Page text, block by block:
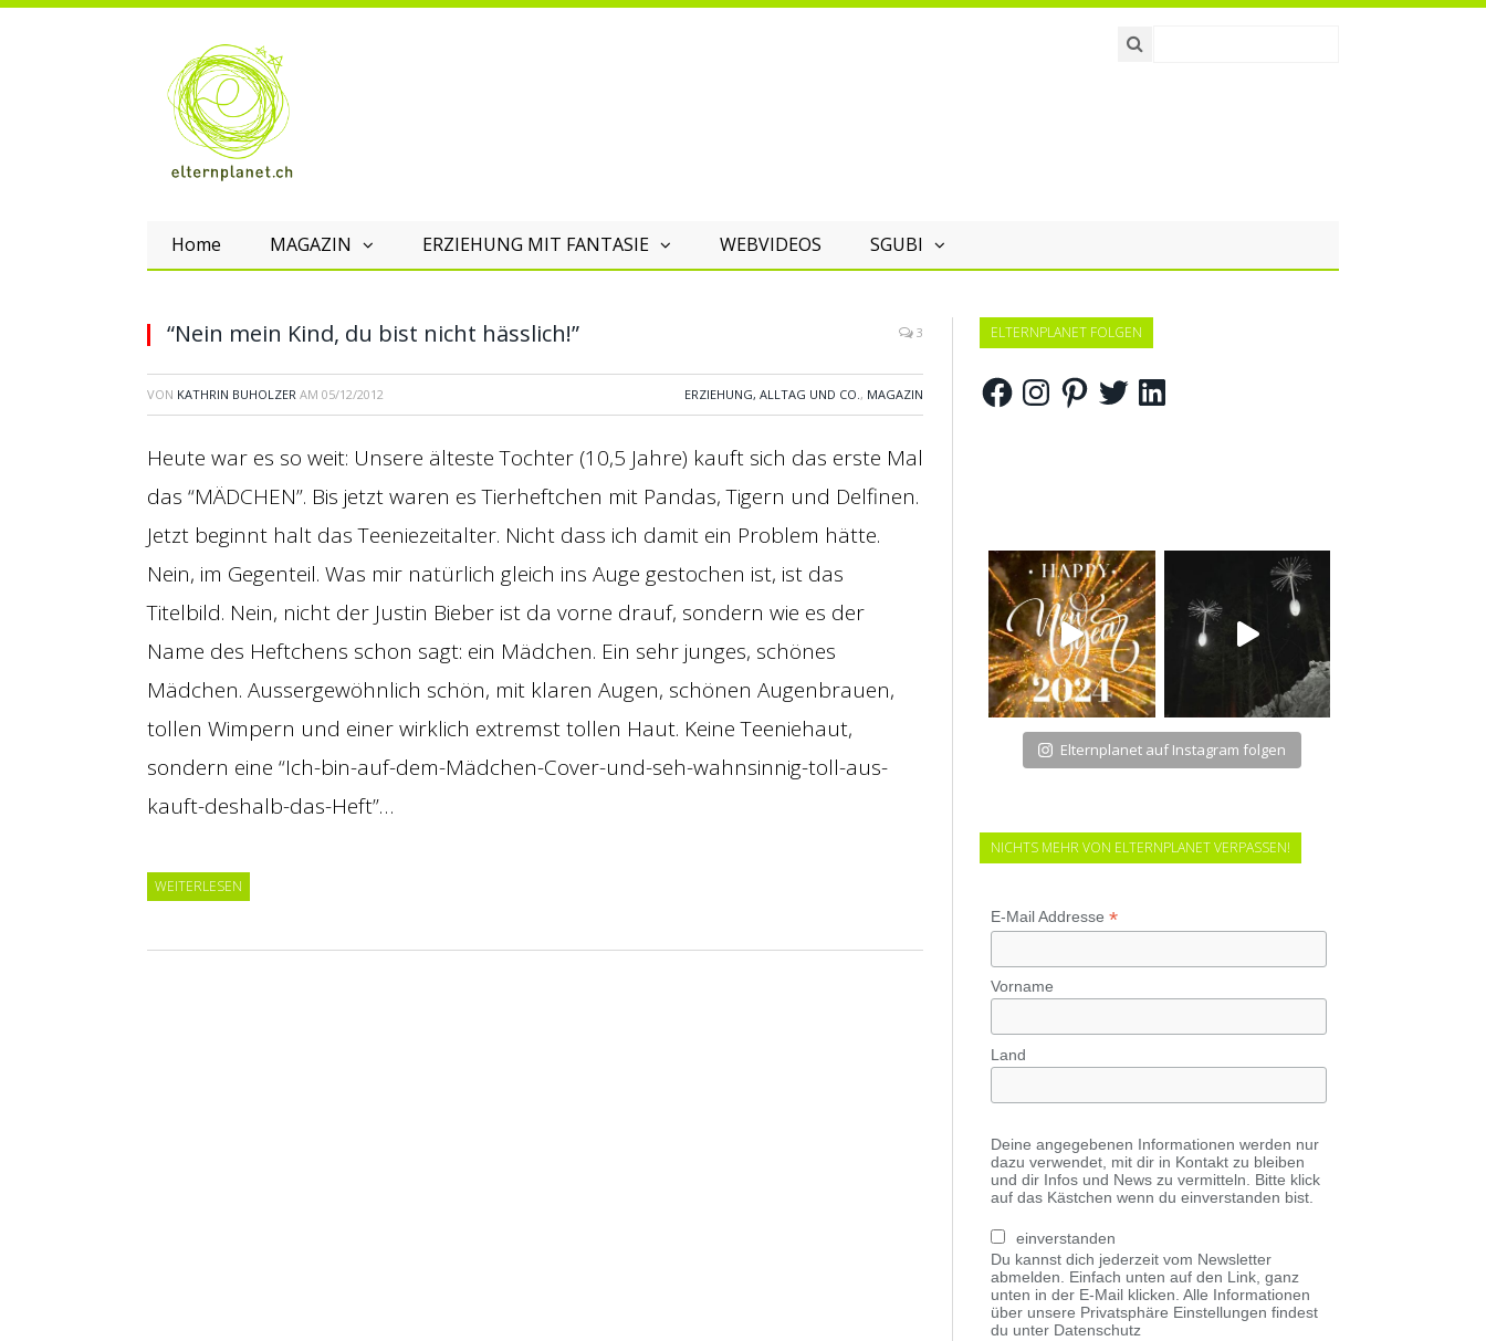
Home MAGAZIN ERZIEHUNG MIT FANTASIE WEBVIDEOS SGUBI
“Nein mein Kind, du bist nicht hässlich!” 3
VON KATHRIN BUHOLZER AM 05/12/2012 ERZIEHUNG, ALLTAG UND CO., MAGAZIN
Heute war es so weit: Unsere älteste Tochter (10,5 Jahre) kauft sich das erste Mal
das “MÄDCHEN”. Bis jetzt waren es Tierheftchen mit Pandas, Tigern und Delfinen.
Jetzt beginnt halt das Teeniezeitalter. Nicht dass ich damit ein Problem hätte.
Nein, im Gegenteil. Was mir natürlich gleich ins Auge gestochen ist, ist das
Titelbild. Nein, nicht der Justin Bieber ist da vorne drauf, sondern wie es der
Name des Heftchens schon sagt: ein Mädchen. Ein sehr junges, schönes
Mädchen. Aussergewöhnlich schön, mit klaren Augen, schönen Augenbrauen,
tollen Wimpern und einer wirklich extremst tollen Haut. Keine Teeniehaut,
sondern eine “Ich-bin-auf-dem-Mädchen-Cover-und-seh-wahnsinnig-toll-aus-
kauft-deshalb-das-Heft”…
WEITERLESEN
ELTERNPLANET FOLGEN
FacebookInstagramPinterestTwitterLinkedIn
Elternplanet auf Instagram folgen
NICHTS MEHR VON ELTERNPLANET VERPASSEN!
E-Mail Addresse *
Vorname
Land
Deine angegebenen Informationen werden nur
dazu verwendet, mit dir in Kontakt zu bleiben
und dir Infos und News zu vermitteln. Bitte klick
auf das Kästchen wenn du einverstanden bist.
einverstanden
Du kannst dich jederzeit vom Newsletter
abmelden. Einfach unten auf den Link, ganz
unten in der E-Mail klicken. Alle Informationen
über unsere Privatsphäre Einstellungen findest
du unter Datenschutz